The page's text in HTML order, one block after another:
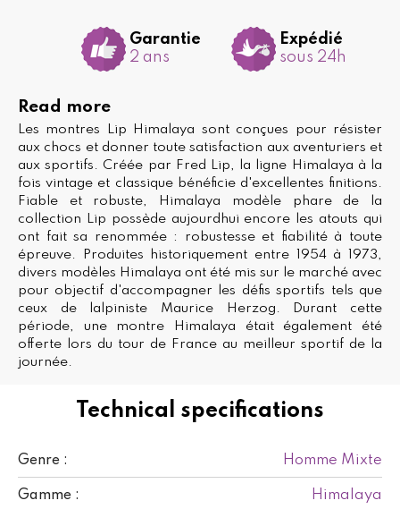
Technical specifications
Genre : Homme Mixte
Gamme : Himalaya
Garantie
2 ans
Expédié
sous 24h
Read more
Les montres Lip Himalaya sont conçues pour résister
aux chocs et donner toute satisfaction aux aventuriers et
aux sportifs. Créée par Fred Lip, la ligne Himalaya à la
fois vintage et classique bénéficie d'excellentes finitions.
Fiable et robuste, Himalaya modèle phare de la
collection Lip possède aujourdhui encore les atouts qui
ont fait sa renommée : robustesse et fiabilité à toute
épreuve. Produites historiquement entre 1954 à 1973,
divers modèles Himalaya ont été mis sur le marché avec
pour objectif d'accompagner les défis sportifs tels que
ceux de lalpiniste Maurice Herzog. Durant cette
période, une montre Himalaya était également été
offerte lors du tour de France au meilleur sportif de la
journée.